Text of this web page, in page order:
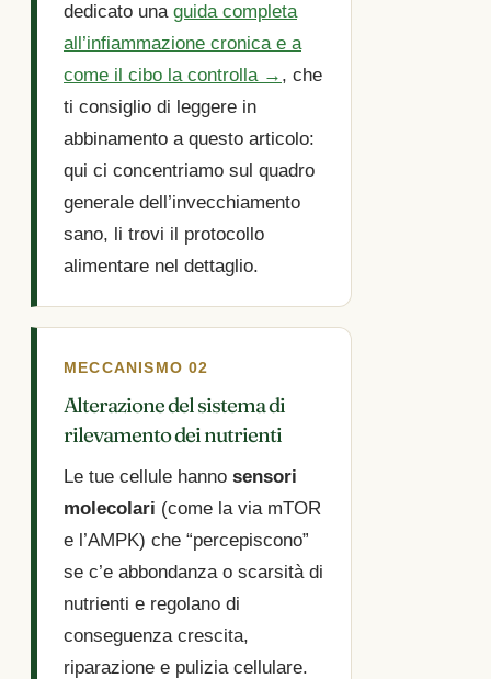
dedicato una guida completa
all’infiammazione cronica e a
come il cibo la controlla → , che
ti consiglio di leggere in
abbinamento a questo articolo:
qui ci concentriamo sul quadro
generale dell’invecchiamento
sano, li trovi il protocollo
alimentare nel dettaglio.
MECCANISMO 02
Alterazione del sistema di
rilevamento dei nutrienti
Le tue cellule hanno sensori
molecolari (come la via mTOR
e l’AMPK) che “percepiscono”
se c’e abbondanza o scarsità di
nutrienti e regolano di
conseguenza crescita,
riparazione e pulizia cellulare.